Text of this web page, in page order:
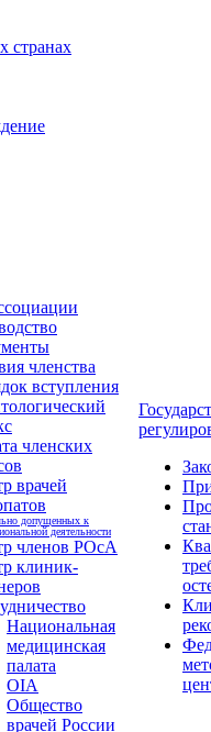
странах
членства
вступления
членских
врачей
допущенных к
деятельности
членов РОсА
клиник-
Национальная
медицинская
палата
OIA
Общество
врачей России